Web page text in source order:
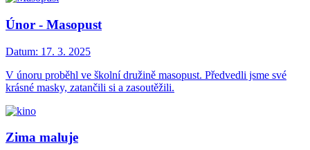
Únor - Masopust
Datum: 17. 3. 2025
V únoru proběhl ve školní družině masopust. Předvedli jsme své
krásné masky, zatančili si a zasoutěžili.
Zima maluje